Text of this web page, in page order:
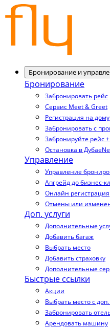
Бронирование и
Бронирование
Забронировать рейс
Сервис Meet & Greet
Регистрация на дому
Забронировать с
Забронируйте рейс
Остановка в Дубае
Управление
Управление
Апгрейд до бизнес-
Онлайн регистрация
Отмены или
Доп. услуги
Дополнительные
Добавить багаж
Выбрать место
Добавить страховку
Дополнительные
Быстрые ссылки
Акции
Выбрать место с
Забронировать
Арендовать машину